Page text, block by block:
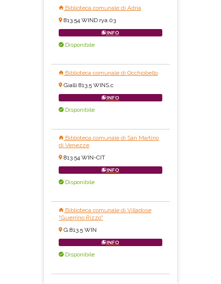
Biblioteca comunale di Adria
813.54 WIND rya.03
INFO
Disponibile
Biblioteca comunale di Occhiobello
Gialli 813.5 WINS.c
INFO
Disponibile
Biblioteca comunale di San Martino
di Venezze
813.54 WIN-CIT
INFO
Disponibile
Biblioteca comunale di Villadose
"Guerrino Rizzo"
G.813.5 WIN
INFO
Disponibile